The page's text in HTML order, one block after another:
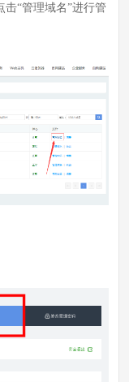
击“管理域名”进行管